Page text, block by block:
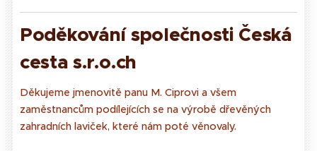
Poděkování společnosti Česká
cesta s.r.o.ch
Děkujeme jmenovitě panu M. Ciprovi a všem
zaměstnancům podílejících se na výrobě dřevěných
zahradních laviček, které nám poté věnovaly.